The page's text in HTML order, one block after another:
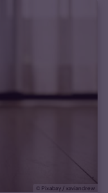
© Pixabay / xaviandrew